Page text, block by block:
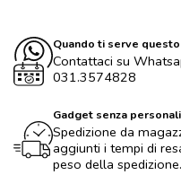
Quando ti serve
Contattaci su
031.3574828
Gadget senza
Spedizione da
aggiunti i tempi di
peso della spedizione.